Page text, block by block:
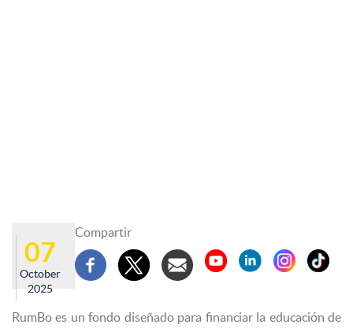
07
October
2025
Compartir
RumBo es un fondo diseñado para financiar la educación de